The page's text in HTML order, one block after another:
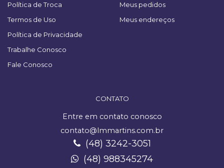
Política de Troca
Termos de Uso
Política de Privacidade
Trabalhe Conosco
Fale Conosco
Meus pedidos
Meus endereços
CONTATO
Entre em contato conosco
contato@lmmartins.com.br
(48) 3242-3051
(48) 988345274